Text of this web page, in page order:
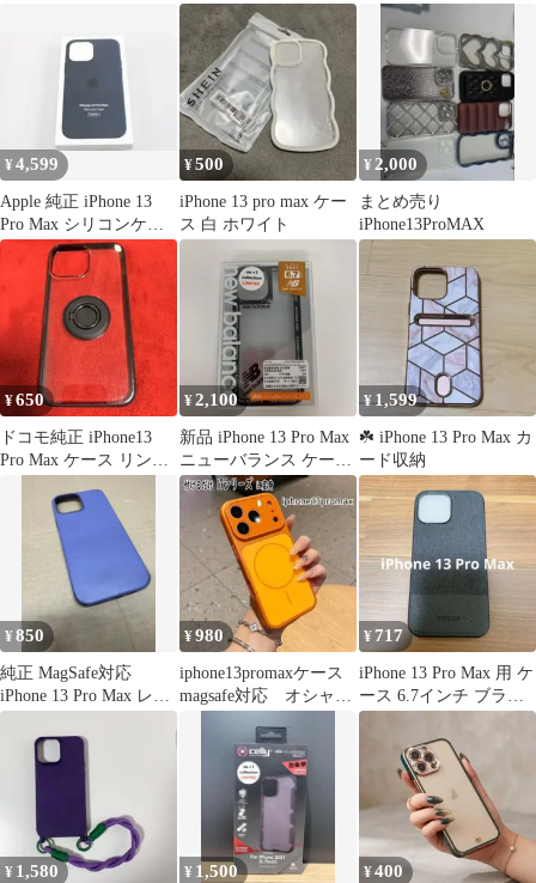
メラカバー 耐衝撃グ
レー
レンズ保護
¥4,599
Apple 純正 iPhone 13
Pro Max シリコンケー
ス
¥500
iPhone 13 pro max ケー
ス 白 ホワイト
¥ 2,000
まとめ売り
iPhone13ProMAX
¥650
ドコモ純正 iPhone13
Pro Max ケース リング
¥2,100
新品 iPhone 13 Pro Max
ニューバランス ケース
黒 R0049
¥1,599
☘️ iPhone 13 Pro Max カ
ード収納
¥850
純正 MagSafe対応
iPhone 13 Pro Max レザ
ーケース
¥980
iphone13promaxケース
magsafe対応 オシャレ
¥ 717
iPhone 13 Pro Max 用 ケ
ース 6.7インチ ブラッ
ク
¥ 1,580 ¥ 1,500 ¥400